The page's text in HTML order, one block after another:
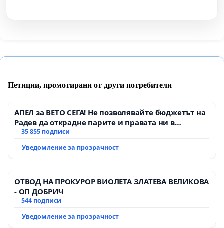
Петиции, промотирани от други потребители
АПЕЛ за ВЕТО СЕГА! Не позволявайте бюджетът на
Радев да открадне парите и правата ни в
тъмното
35 855 подписи
Уведомление за прозрачност
ОТВОД НА ПРОКУРОР ВИОЛЕТА ЗЛАТЕВА ВЕЛИКОВА
- ОП ДОБРИЧ
544 подписи
Уведомление за прозрачност